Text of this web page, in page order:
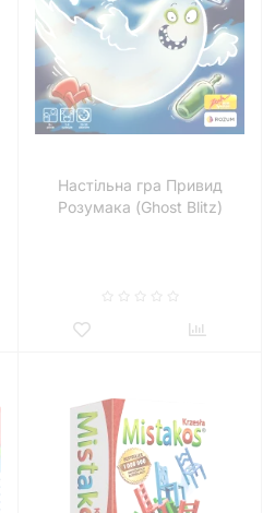
Настільна гра Привид
Розумака (Ghost Blitz)